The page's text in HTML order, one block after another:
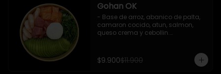
Gohan OK
- Base de arroz, abanico de palta,
camaron cocido, atun, salmon,
queso crema y cebollin.
$9.900$11.900